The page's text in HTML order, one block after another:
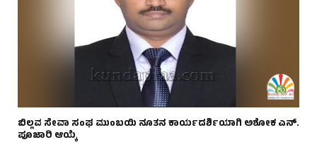
ಬಿಲ್ಲವ ಸೇವಾ ಸಂಘ ಮುಂಬಯಿ ನೂತನ ಕಾರ್ಯದರ್ಶಿಯಾಗಿ ಅಶೋಕ ಎನ್.
ಪೂಜಾರಿ ಆಯ್ಕೆ